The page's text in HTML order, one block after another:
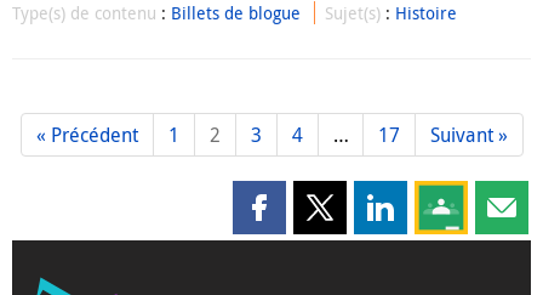
Type(s) de contenu : Billets de blogue Sujet(s) : Histoire
« Précédent 1 2 3 4 … 17 Suivant »
Partager cette page sur
Partager cette page sur X
Partager cette
Partagez